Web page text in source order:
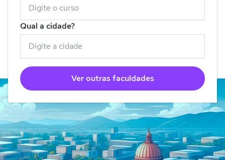
Qual a cidade?
Ver outras faculdades